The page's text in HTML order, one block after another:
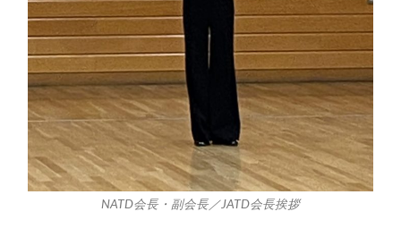
NATD会長・副会長／JATD会長挨拶